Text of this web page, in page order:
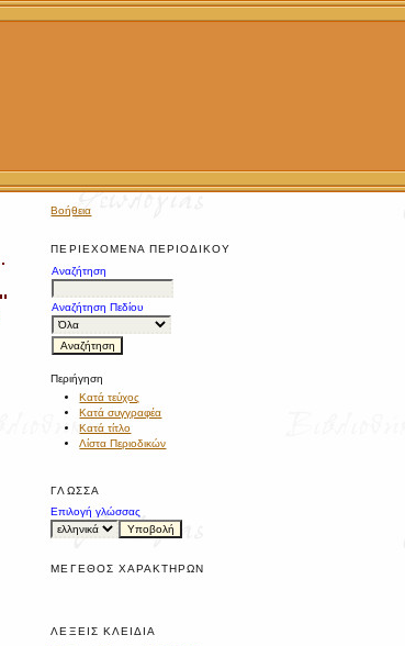
Βοήθεια
ΠΕΡΙΕΧΌΜΕΝΑ ΠΕΡΙΟΔΙΚΟΎ
Αναζήτηση
Αναζήτηση Πεδίου
Περιήγηση
Κατά τεύχος
Κατά συγγραφέα
Κατά τίτλο
Λίστα Περιοδικών
ΓΛΏΣΣΑ
Επιλογή γλώσσας
ΜΈΓΕΘΟΣ ΧΑΡΑΚΤΉΡΩΝ
ΛΈΞΕΙΣ ΚΛΕΙΔΙΆ